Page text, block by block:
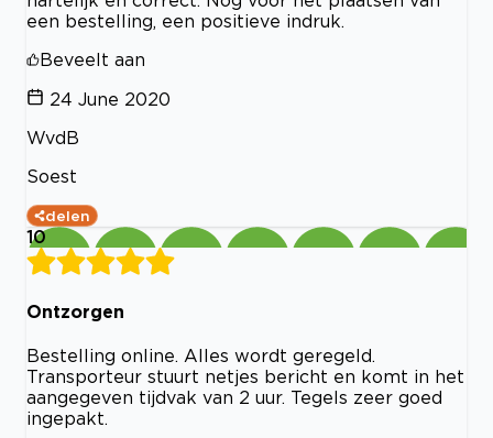
een bestelling, een positieve indruk.
Beveelt aan
24 June 2020
WvdB
Soest
delen
10
Ontzorgen
Bestelling online. Alles wordt geregeld.
Transporteur stuurt netjes bericht en komt in het
aangegeven tijdvak van 2 uur. Tegels zeer goed
ingepakt.